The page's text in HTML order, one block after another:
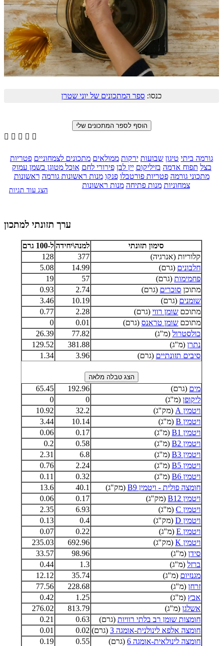
כנסו: ספר המתכונים של יוני שטרן
    
גורמה ביתי טיגון שבועות ירקות ממולאים מתכונים לצמחוניים פטריות
בצל תפוח אדמה בזיליקום יין לבן פירורי לחם אוכל מטוגן בשמן עמוק
מתכוני גורמה פטריות פורטבלו פנקו מנות ראשונות גורמה ראשונות
צמחוניות מנות פתיחה מנות ראשונות
הצג עוד תגיות
ערך תזונתי למתכון
סימון תזונתי למנה\יחידה ל-100 גרם
קלוריות (אנרגיה)
377
128
חלבונים (גרם) 14.99
5.08
פחמימות (גרם) 57
19
מתוכן סוכרים (גרם) 2.74
0.93
שומנים (גרם) 10.19
3.46
מתוכם שומן רווי (גרם) 2.28
0.77
מתוכם שומן טראנס (גרם) 0.01
0
כולסטרול (מ"ג) 77.82
26.39
נתרן (מ"ג) 381.88
129.52
סיבים תזונתיים (גרם) 3.96
1.34
מים (גרם) 192.96
65.45
ליקופן (מ"ג) 0
0
ויטמין A
(מק"ג) 32.2
10.92
ויטמין B
(מ"ג) 10.14
3.44
ויטמין B1
(מ"ג) 0.17
0.06
ויטמין B2
(מ"ג) 0.58
0.2
ויטמין B3
(מ"ג) 6.8
2.31
ויטמין B5
(מ"ג) 2.24
0.76
ויטמין B6
(מ"ג) 0.32
0.11
חומצה פולית - ויטמין B9
(מק"ג) 40.1
13.6
ויטמין B12
(מק"ג) 0.17
0.06
ויטמין C
(מ"ג) 6.93
2.35
ויטמין D
(מק"ג) 0.4
0.13
ויטמין E
(מ"ג) 0.22
0.07
ויטמין K
(מק"ג) 692.96
235.03
סידן (מ"ג) 98.96
33.57
ברזל (מ"ג) 1.3
0.44
מגנזיום (מ"ג) 35.74
12.12
זרחן (מ"ג) 228.68
77.56
אבץ (מ"ג) 1.25
0.42
אשלגן (מ"ג) 813.79
276.02
חומצות שומן רב בלתי רוויות (גרם) 0.63
0.21
חומצה אלפא לינולנית-אומגה 3
(גרם) 0.02
0.01
חומצה לינולאית-אומגה 6
(גרם) 0.55
0.19